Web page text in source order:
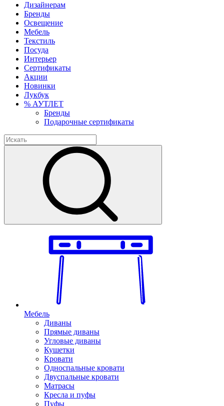
Дизайнерам
Бренды
Освещение
Мебель
Текстиль
Посуда
Интерьер
Сертификаты
Акции
Новинки
Лукбук
% АУТЛЕТ
Бренды
Подарочные сертификаты
Мебель
Диваны
Прямые диваны
Угловые диваны
Кушетки
Кровати
Односпальные кровати
Двуспальные кровати
Матрасы
Кресла и пуфы
Пуфы